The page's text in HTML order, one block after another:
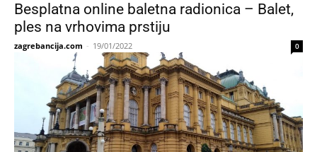
Besplatna online baletna radionica – Balet,
ples na vrhovima prstiju
zagrebancija.com - 19/01/2022 0